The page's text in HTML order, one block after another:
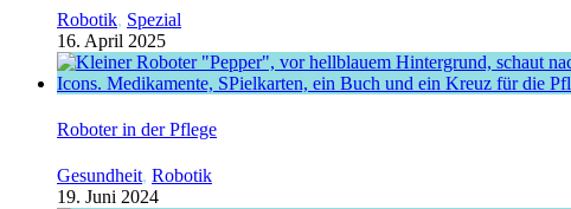
Robotik, Spezial
16. April 2025
Roboter in der Pflege
Gesundheit, Robotik
19. Juni 2024